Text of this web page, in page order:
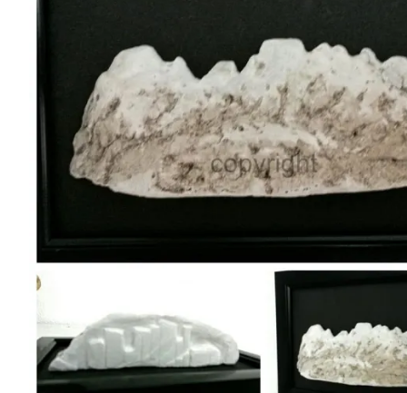
Kleinformat, „Einfach so“, Marmor
Kleinformat, „Einfach so“, Marmor